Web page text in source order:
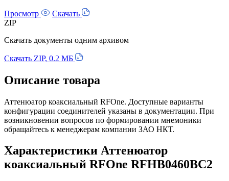
Просмотр
Скачать
ZIP
Скачать документы одним архивом
Скачать ZIP, 0.2 МБ
Описание товара
Аттенюатор коаксиальный RFOne. Доступные варианты
конфигурации соединителей указаны в документации. При
возникновении вопросов по формировании мнемоники
обращайтесь к менеджерам компании ЗАО НКТ.
Характеристики Аттенюатор
коаксиальный RFOne RFHB0460BC2